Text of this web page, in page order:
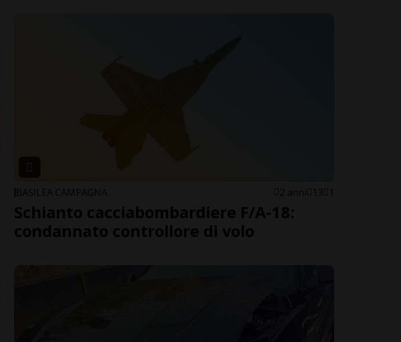
BASILEA CAMPAGNA 2 anni 13 1
Schianto cacciabombardiere F/A-18:
condannato controllore di volo